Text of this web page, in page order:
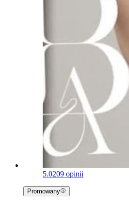
5.0209 opinii
Promowany